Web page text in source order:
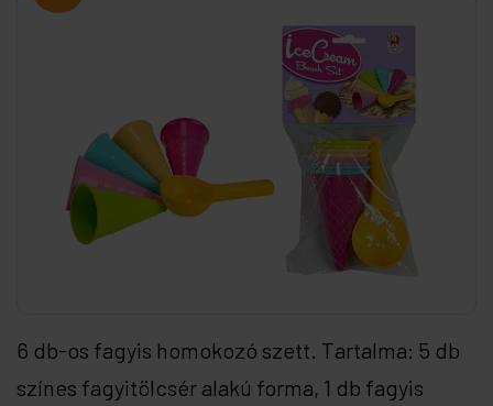
6 db-os fagyis homokozó szett. Tartalma: 5 db
színes fagyitölcsér alakú forma, 1 db fagyis